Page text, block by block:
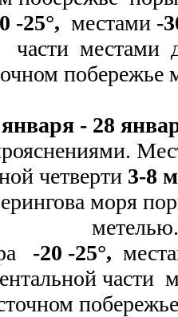
-25°, местами -
части местами
побережье
- 28
четверти 3-8
моря
-20 -25°,
части